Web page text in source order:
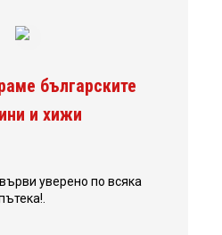
българските
и хижи
уверено по всяка